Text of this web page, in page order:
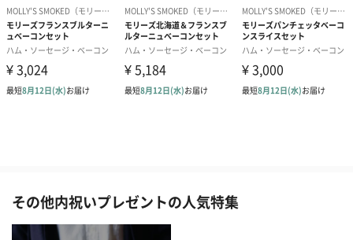
その他内祝いプレゼントの人気特集